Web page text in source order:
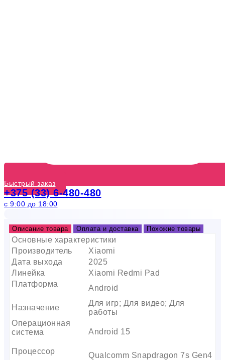
Быстрый заказ
+375 (33) 6-480-480
с 9:00 до 18:00
Описание товара Оплата и доставка Похожие товары
Основные характеристики
Производитель
Xiaomi
Дата выхода
2025
Линейка
Xiaomi Redmi Pad
Платформа
Android
Назначение
Для игр; Для видео; Для
работы
Операционная
система
Android 15
Процессор
Qualcomm Snapdragon 7s Gen4